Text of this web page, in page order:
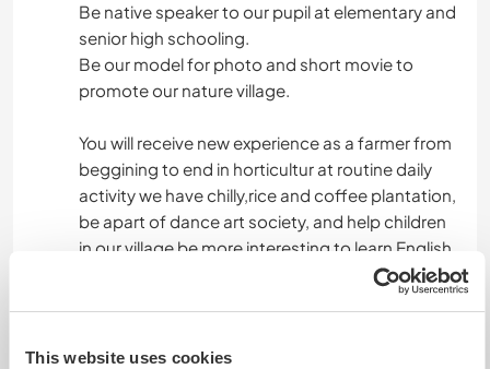
This website uses cookies
Be native speaker to our pupil at elementary and
senior high schooling.
Be our model for photo and short movie to
promote our nature village.
You will receive new experience as a farmer from
beggining to end in horticultur at routine daily
activity we have chilly,rice and coffee plantation,
be apart of dance art society, and help children
in our village be more interesting to learn English
Sprachen